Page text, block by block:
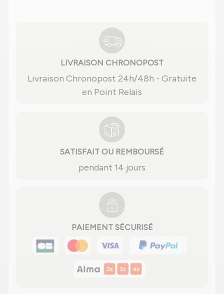
LIVRAISON CHRONOPOST
Livraison Chronopost 24h/48h - Gratuite
en Point Relais
SATISFAIT OU REMBOURSÉ
pendant 14 jours
PAIEMENT SÉCURISÉ